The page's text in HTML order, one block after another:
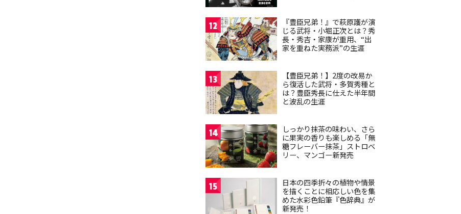
12
『豊臣兄弟！』で萩原護が演
じる武将・小堀正次とは？秀
長・秀吉・家康が重用、“出
家を重ねた実務派”の生涯
13
【豊臣兄弟！】2度の改易か
ら復活した武将・多賀秀種と
は？豊臣秀長に仕えた半年間
と波乱の生涯
14
しっかり抹茶の味わい、さら
に果実の香りも楽しめる「無
糖フレーバー抹茶」ストロベ
リー、マンゴー新発売
15
日本の四季折々の植物や情景
を描くことに相応しい色を集
めた水彩色鉛筆『色辞典』が
新発売！